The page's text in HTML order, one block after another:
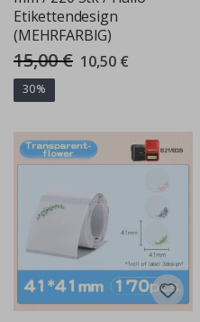
Etikettendesign
(MEHRFARBIG)
15,00 € Special
Price
10,50 €
30%